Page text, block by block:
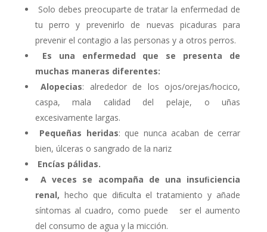
Solo debes preocuparte de tratar la enfermedad de
tu perro y prevenirlo de nuevas picaduras para
prevenir el contagio a las personas y a otros perros.
Es una enfermedad que se presenta de
muchas maneras diferentes:
Alopecias: alrededor de los ojos/orejas/hocico,
caspa, mala calidad del pelaje, o uñas
excesivamente largas.
Pequeñas heridas: que nunca acaban de cerrar
bien, úlceras o sangrado de la nariz
Encías pálidas.
A veces se acompaña de una insuﬁciencia
renal, hecho que diﬁculta el tratamiento y añade
síntomas al cuadro, como puede ser el aumento
del consumo de agua y la micción.